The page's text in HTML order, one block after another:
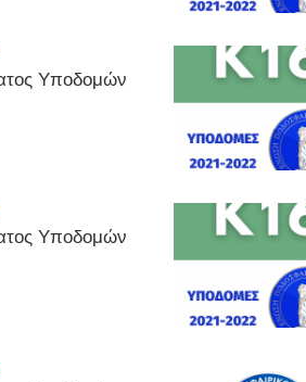
Υποδομών
Υποδομών